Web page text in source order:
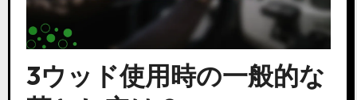
3ウッド使用時の一般的な